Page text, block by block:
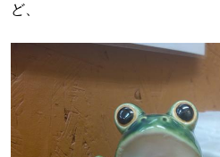
ど、